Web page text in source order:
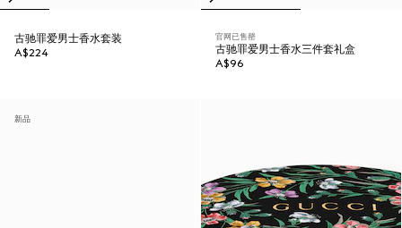
古驰罪爱男士香水套装
A$224
官网已售罄
古驰罪爱男士香水三件套礼盒
A$96
新品